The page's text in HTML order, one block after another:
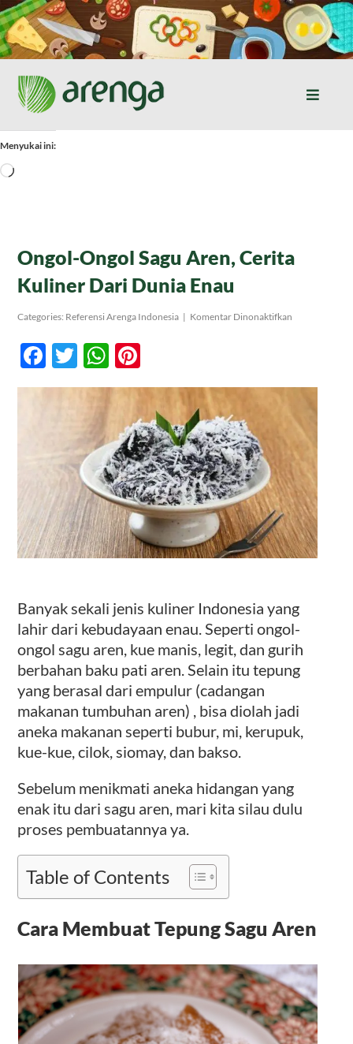
Skip
to
content
Toggle
Home
Tentang Kami
Produk
Menyukai ini:
Memuat...
Ongol-Ongol Sagu Aren, Cerita
Kuliner Dari Dunia Enau
Categories: Referensi Arenga Indonesia | Komentar Dinonaktifkan
Kuliner
Dunia
Enau
Facebook
TwitterWhatsApp
Banyak sekali jenis kuliner Indonesia yang
lahir dari kebudayaan enau. Seperti ongol-
ongol sagu aren, kue manis, legit, dan gurih
berbahan baku pati aren. Selain itu tepung
yang berasal dari empulur (cadangan
makanan tumbuhan aren) , bisa diolah jadi
aneka makanan seperti bubur, mi, kerupuk,
kue-kue, cilok, siomay, dan bakso.
Sebelum menikmati aneka hidangan yang
enak itu dari sagu aren, mari kita silau dulu
proses pembuatannya ya.
Table of Contents
Cara Membuat Tepung Sagu Aren